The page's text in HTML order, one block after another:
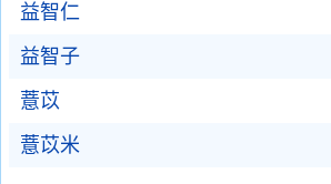
益智仁
益智子
薏苡
薏苡米